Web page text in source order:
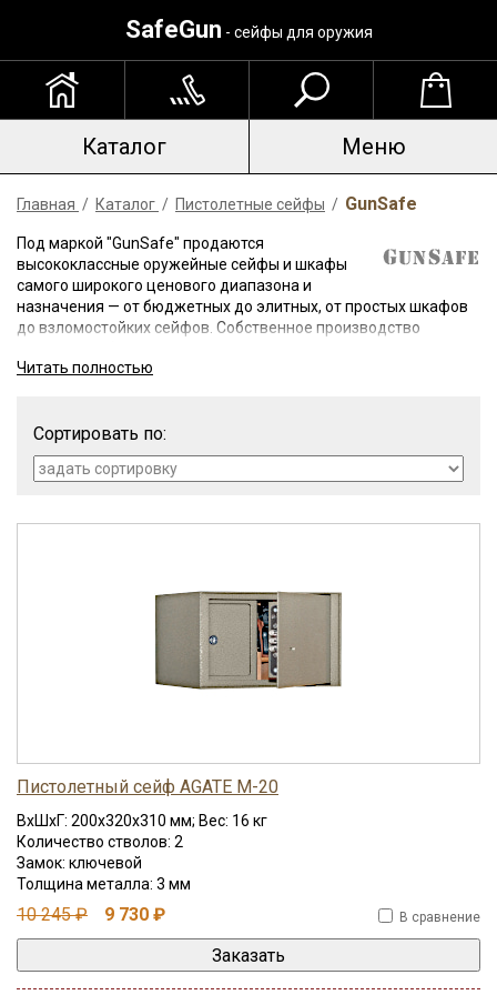
SafeGun - сейфы для оружия
Каталог Меню
Главная / Каталог / Пистолетные сейфы / GunSafe
Под маркой "GunSafe" продаются
высококлассные оружейные сейфы и шкафы
самого широкого ценового диапазона и
назначения — от бюджетных до элитных, от простых шкафов
до взломостойких сейфов. Собственное производство
стоимость, продуманный дизайн и гарантию качества.
характеристиками, отличными потребительскими качествами.
Соответствуют всем требованиям МВД к условиям
безопасного хранения оружия не только физическими, но и
Читать полностью
Сортировать по:
В сравнение
Пистолетный сейф AGATE М-20
ВхШхГ: 200x320x310 мм; Вес: 16 кг
Количество стволов: 2
Замок: ключевой
Толщина металла: 3 мм
10 245 ₽ 9 730 ₽